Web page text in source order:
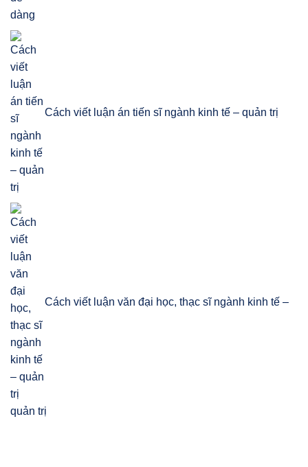
Cách viết luận án tiến sĩ ngành kinh tế – quản trị
Cách viết luận văn đại học, thạc sĩ ngành kinh tế –
quản trị